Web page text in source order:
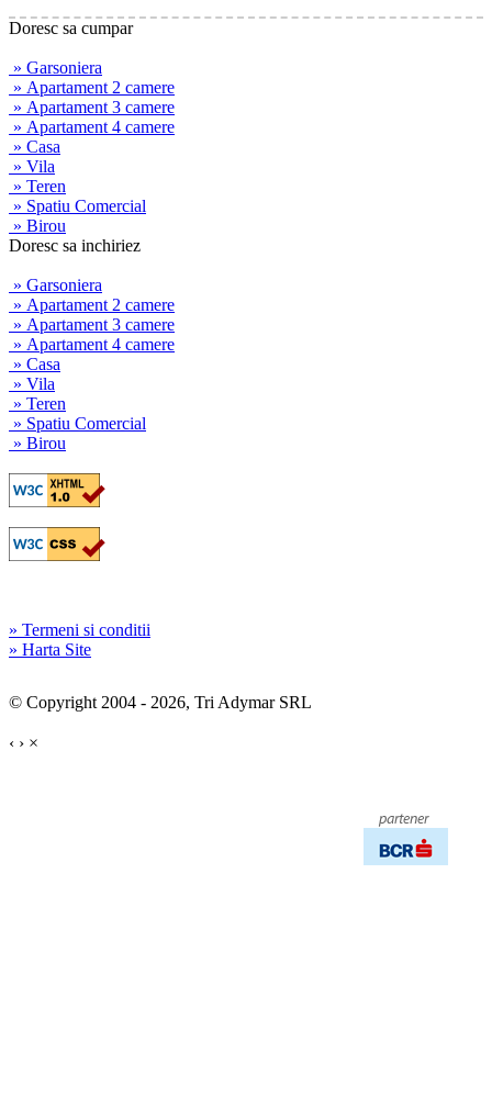
Doresc sa cumpar
» Garsoniera
» Apartament 2 camere
» Apartament 3 camere
» Apartament 4 camere
» Casa
» Vila
» Teren
» Spatiu Comercial
» Birou
Doresc sa inchiriez
» Garsoniera
» Apartament 2 camere
» Apartament 3 camere
» Apartament 4 camere
» Casa
» Vila
» Teren
» Spatiu Comercial
» Birou
» Termeni si conditii
» Harta Site
© Copyright 2004 - 2026, Tri Adymar SRL
‹ › ×